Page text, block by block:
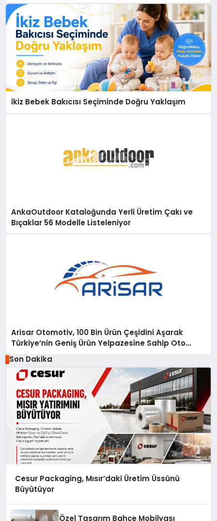
İkiz Bebek Bakıcısı Seçiminde Doğru Yaklaşım
AnkaOutdoor Kataloğunda Yerli Üretim Çakı ve
Bıçaklar 56 Modelle Listeleniyor
Arisar Otomotiv, 100 Bin Ürün Çeşidini Aşarak
Türkiye’nin Geniş Ürün Yelpazesine Sahip Oto
Yedek Parça Platformlarından Biri Oldu
Son Dakika
Cesur Packaging, Mısır’daki Üretim Üssünü
Büyütüyor
Özel Tasarım Bahçe Mobilyası